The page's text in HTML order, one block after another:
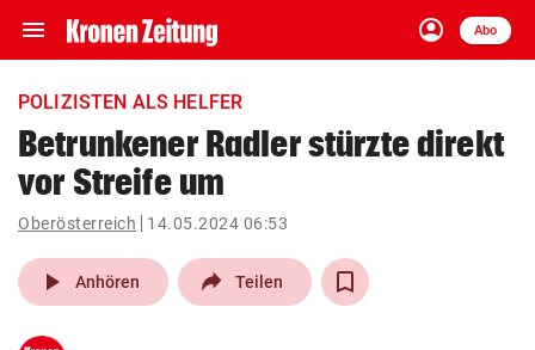
menu Navigation
ein-/ausklappen
account_circle
Anmelden
Abo
close Schließen
account_circle Anmelden
pin_drop
Wien arrow_right
POLIZISTEN ALS HELFER
Betrunkener Radler stürzte direkt
vor Streife um
Oberösterreich 14.05.2024 06:53
play_arrow Anhören Teilen